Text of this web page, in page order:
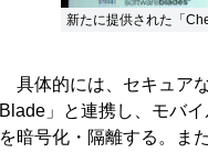
新たに提供された「
具体的には、セキュア
Blade」と連携し、モバ
を暗号化・隔離する。ま